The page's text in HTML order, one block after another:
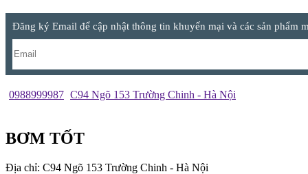
Đăng ký Email để cập nhật thông tin khuyến mại và các sản phẩm
0988999987 C94 Ngõ 153 Trường Chinh - Hà Nội
BƠM TỐT
Địa chỉ: C94 Ngõ 153 Trường Chinh - Hà Nội